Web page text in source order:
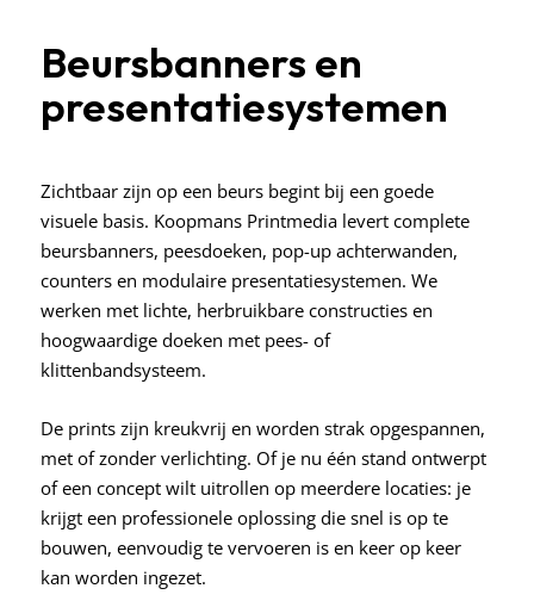
Beursbanners en
presentatiesystemen
Zichtbaar zijn op een beurs begint bij een goede
visuele basis. Koopmans Printmedia levert complete
beursbanners, peesdoeken, pop-up achterwanden,
counters en modulaire presentatiesystemen. We
werken met lichte, herbruikbare constructies en
hoogwaardige doeken met pees- of
klittenbandsysteem.
De prints zijn kreukvrij en worden strak opgespannen,
met of zonder verlichting. Of je nu één stand ontwerpt
of een concept wilt uitrollen op meerdere locaties: je
krijgt een professionele oplossing die snel is op te
bouwen, eenvoudig te vervoeren is en keer op keer
kan worden ingezet.